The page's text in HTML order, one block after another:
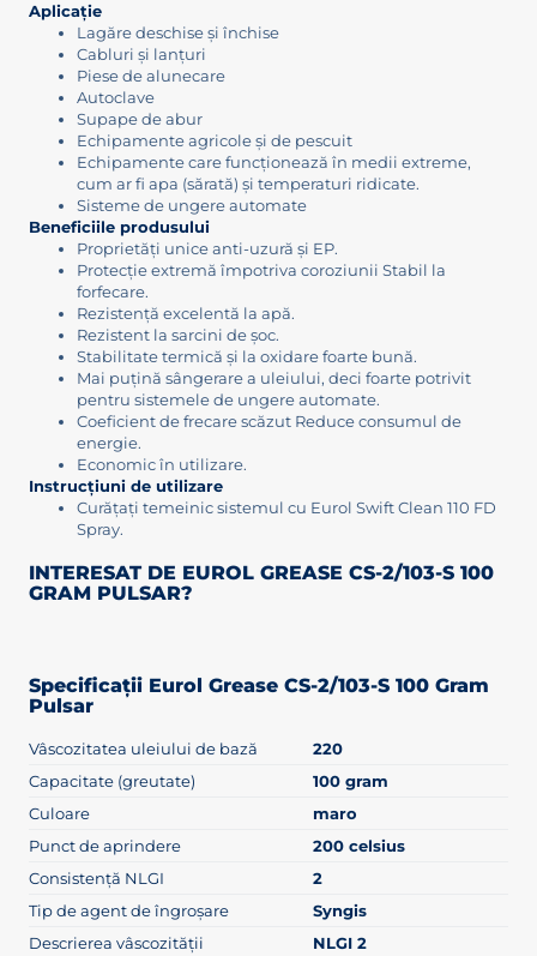
Aplicație
Lagăre deschise și închise
Cabluri și lanțuri
Piese de alunecare
Autoclave
Supape de abur
Echipamente agricole și de pescuit
Echipamente care funcționează în medii extreme,
cum ar fi apa (sărată) și temperaturi ridicate.
Sisteme de ungere automate
Beneficiile produsului
Proprietăți unice anti-uzură și EP.
Protecție extremă împotriva coroziunii Stabil la
forfecare.
Rezistență excelentă la apă.
Rezistent la sarcini de șoc.
Stabilitate termică și la oxidare foarte bună.
Mai puțină sângerare a uleiului, deci foarte potrivit
pentru sistemele de ungere automate.
Coeficient de frecare scăzut Reduce consumul de
energie.
Economic în utilizare.
Instrucțiuni de utilizare
Curățați temeinic sistemul cu Eurol Swift Clean 110 FD
Spray.
INTERESAT DE EUROL GREASE CS-2/103-S 100
GRAM PULSAR?
Specificații Eurol Grease CS-2/103-S 100 Gram
Pulsar
Vâscozitatea uleiului de bază
220
Capacitate (greutate)
100 gram
Culoare
maro
Punct de aprindere
200 celsius
Consistență NLGI
2
Tip de agent de îngroșare
Syngis
Descrierea vâscozității
NLGI 2